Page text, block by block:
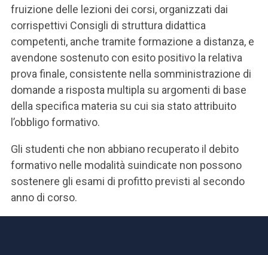
fruizione delle lezioni dei corsi, organizzati dai
corrispettivi Consigli di struttura didattica
competenti, anche tramite formazione a distanza, e
avendone sostenuto con esito positivo la relativa
prova finale, consistente nella somministrazione di
domande a risposta multipla su argomenti di base
della specifica materia su cui sia stato attribuito
l’obbligo formativo.
Gli studenti che non abbiano recuperato il debito
formativo nelle modalità suindicate non possono
sostenere gli esami di profitto previsti al secondo
anno di corso.